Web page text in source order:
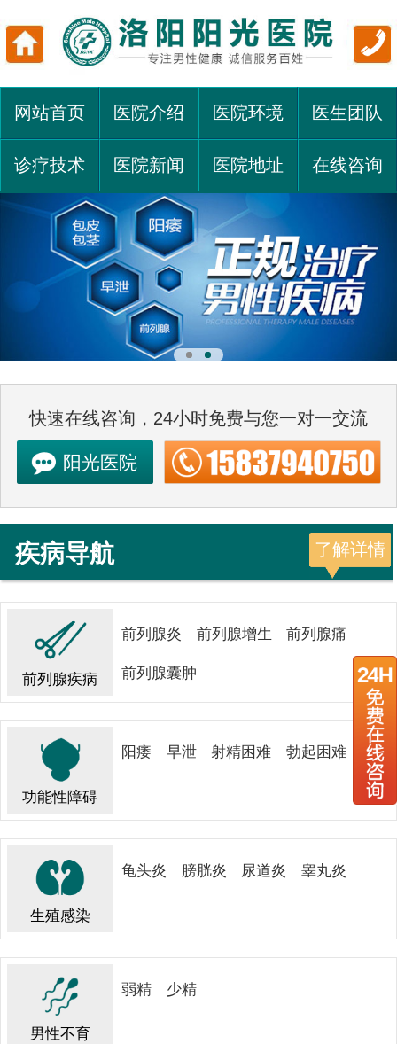
网站首页 医院介绍 医院环境 医生团队
诊疗技术 医院新闻 医院地址 在线咨询
快速在线咨询，24小时免费与您一对一交流
阳光医院
了解详情
疾病导航
前列腺疾病
前列腺炎 前列腺增生 前列腺痛
前列腺囊肿
功能性障碍
阳痿 早泄 射精困难 勃起困难
生殖感染
龟头炎 膀胱炎 尿道炎 睾丸炎
男性不育
弱精 少精